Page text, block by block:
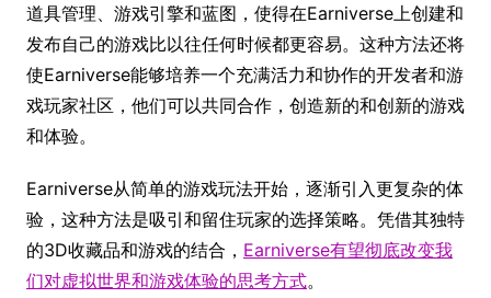
道具管理、游戏引擎和蓝图，使得在Earniverse上创建和
发布自己的游戏比以往任何时候都更容易。这种方法还将
使Earniverse能够培养一个充满活力和协作的开发者和游
戏玩家社区，他们可以共同合作，创造新的和创新的游戏
和体验。
Earniverse从简单的游戏玩法开始，逐渐引入更复杂的体
验，这种方法是吸引和留住玩家的选择策略。凭借其独特
的3D收藏品和游戏的结合， Earniverse有望彻底改变我
们对虚拟世界和游戏体验的思考方式。